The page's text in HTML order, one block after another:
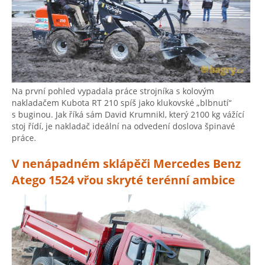
Na první pohled vypadala práce strojníka s kolovým
nakladačem Kubota RT 210 spíš jako klukovské „blbnutí“
s buginou. Jak říká sám David Krumnikl, který 2100 kg vážící
stoj řídí, je nakladač ideální na odvedení doslova špinavé
práce.
V nenápadném sklápěči Mercedes Benz
Atego 1524 vřou skryté terénní ambice